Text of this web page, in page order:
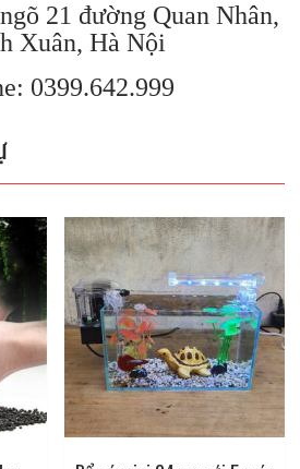
21 đường Quan Nhân,
Xuân, Hà Nội
0399.642.999